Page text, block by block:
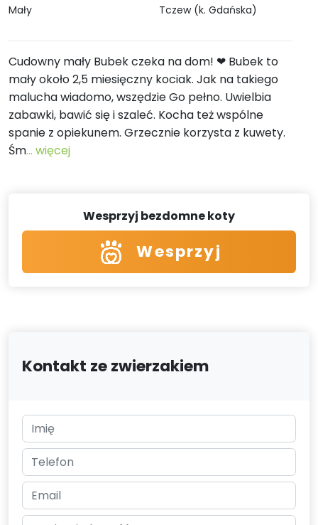
Mały Tczew (k. Gdańska)
Cudowny mały Bubek czeka na dom! ❤ Bubek to
mały około 2,5 miesięczny kociak. Jak na takiego
malucha wiadomo, wszędzie Go pełno. Uwielbia
zabawki, bawić się i szaleć. Kocha też wspólne
spanie z opiekunem. Grzecznie korzysta z kuwety.
Śm... więcej
Wesprzyj bezdomne koty
Wesprzyj
Kontakt ze zwierzakiem